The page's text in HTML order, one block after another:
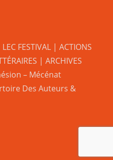
LEC FESTIVAL | ACTIONS
| ARCHIVES
– Mécénat
Des Auteurs &